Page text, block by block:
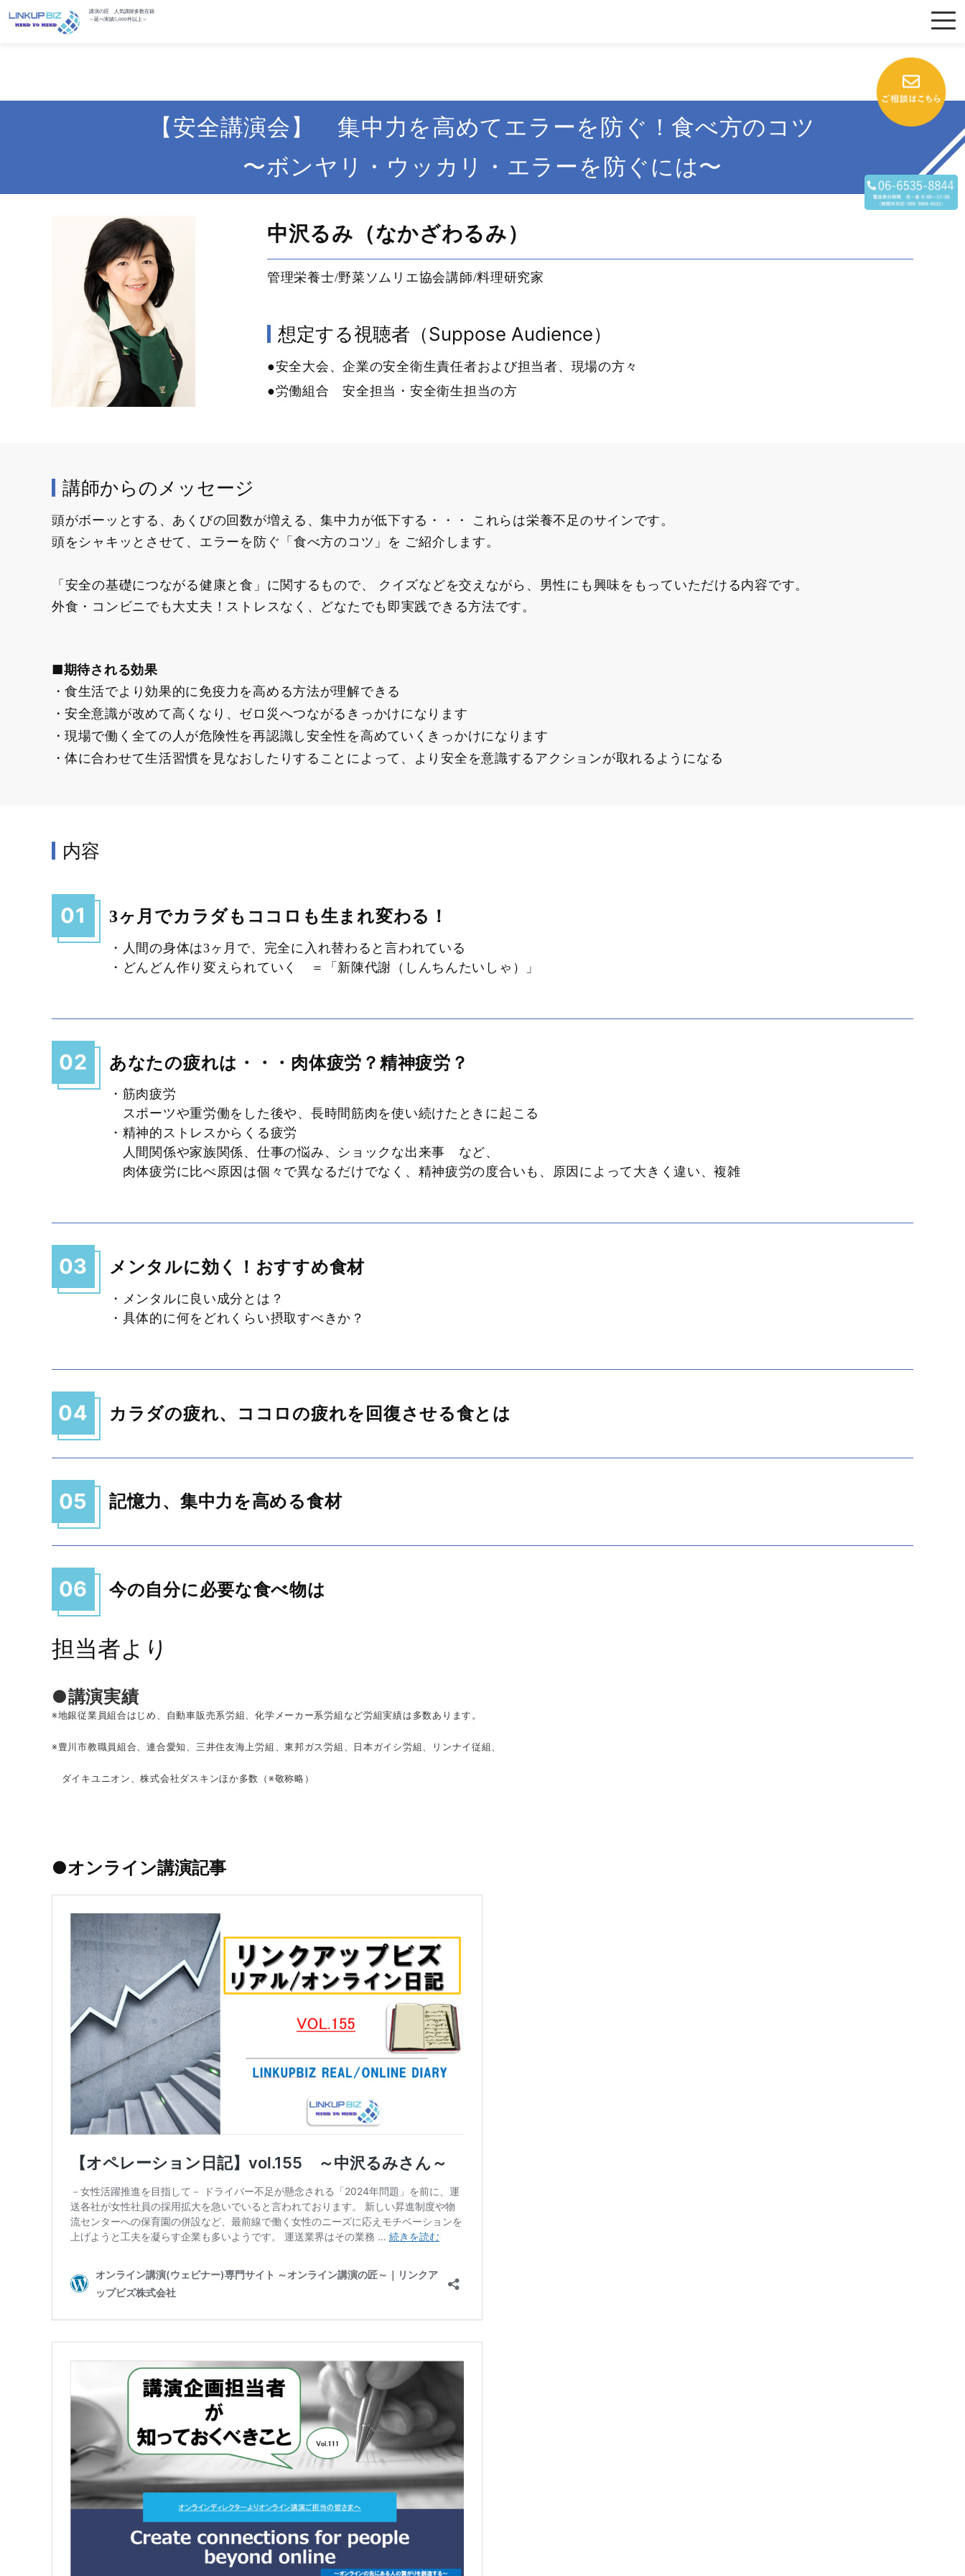
講演の匠 人気講師多数在籍
～延べ実績5,000件以上～
【安全講演会】 集中力を高めてエラーを防ぐ！食べ方のコツ
〜ボンヤリ・ウッカリ・エラーを防ぐには〜
中沢るみ（なかざわるみ）
管理栄養士/野菜ソムリエ協会講師/料理研究家
想定する視聴者（Suppose Audience）
●安全大会、企業の安全衛生責任者および担当者、現場の方々
●労働組合 安全担当・安全衛生担当の方
講師からのメッセージ
頭がボーッとする、あくびの回数が増える、集中力が低下する・・・ これらは栄養不足のサインです。
頭をシャキッとさせて、エラーを防ぐ「食べ方のコツ」を ご紹介します。
「安全の基礎につながる健康と食」に関するもので、 クイズなどを交えながら、男性にも興味をもっていただける内容です。
外食・コンビニでも大丈夫！ストレスなく、どなたでも即実践できる方法です。
■期待される効果
食生活でより効果的に免疫力を高める方法が理解できる
安全意識が改めて高くなり、ゼロ災へつながるきっかけになります
現場で働く全ての人が危険性を再認識し安全性を高めていくきっかけになります
体に合わせて生活習慣を見なおしたりすることによって、より安全を意識するアクションが取れるようになる
内容
01 3ヶ月でカラダもココロも生まれ変わる！
・人間の身体は3ヶ月で、完全に入れ替わると言われている
・どんどん作り変えられていく ＝「新陳代謝（しんちんたいしゃ）」
02 あなたの疲れは・・・肉体疲労？精神疲労？
・筋肉疲労
スポーツや重労働をした後や、長時間筋肉を使い続けたときに起こる
・精神的ストレスからくる疲労
人間関係や家族関係、仕事の悩み、ショックな出来事 など、
肉体疲労に比べ原因は個々で異なるだけでなく、精神疲労の度合いも、原因によって大きく違い、複雑
03 メンタルに効く！おすすめ食材
・メンタルに良い成分とは？
・具体的に何をどれくらい摂取すべきか？
04 カラダの疲れ、ココロの疲れを回復させる食とは
05 記憶力、集中力を高める食材
06 今の自分に必要な食べ物は
担当者より
●講演実績
※地銀従業員組合はじめ、自動車販売系労組、化学メーカー系労組など労組実績は多数あります。
※豊川市教職員組合、連合愛知、三井住友海上労組、東邦ガス労組、日本ガイシ労組、リンナイ従組、
ダイキユニオン、株式会社ダスキンほか多数（※敬称略）
●オンライン講演記事